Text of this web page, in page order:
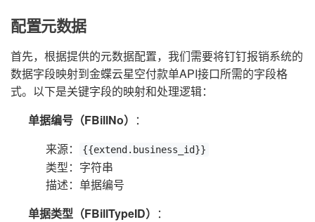
配置元数据
首先，根据提供的元数据配置，我们需要将钉钉报销系统的
数据字段映射到金蝶云星空付款单API接口所需的字段格
式。以下是关键字段的映射和处理逻辑：
单据编号（FBillNo） ：
来源：
{{extend.business_id}}
类型：字符串
描述：单据编号
单据类型（FBillTypeID） ：